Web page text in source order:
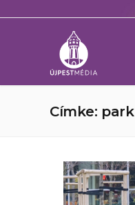
Címke: park